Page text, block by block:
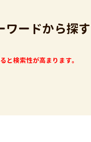
ワードから探す
検索性が高まります。